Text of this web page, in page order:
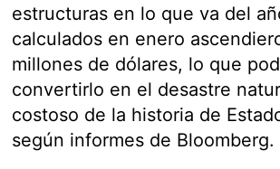
estructuras en lo que va del
calculados en enero
millones de dólares, lo que
convertirlo en el desastre
costoso de la historia de
según informes de Bloomberg.